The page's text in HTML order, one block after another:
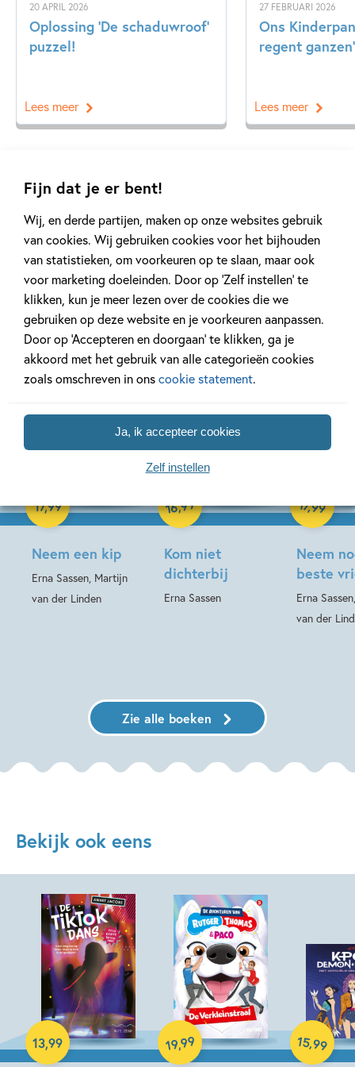
Fijn dat je er bent!
Wij, en derde partijen, maken op onze websites gebruik
van cookies. Wij gebruiken cookies voor het bijhouden
van statistieken, om voorkeuren op te slaan, maar ook
voor marketing doeleinden. Door op ‘Zelf instellen’ te
klikken, kun je meer lezen over de cookies die we
gebruiken op deze website en je voorkeuren aanpassen.
Door op ‘Accepteren en doorgaan’ te klikken, ga je
akkoord met het gebruik van alle categorieën cookies
zoals omschreven in onscookie statement.
Ja, ik accepteer cookies
Zelf instellen
20 APRIL 2026
Oplossing ‘De schaduwroof’
puzzel!
Lees meer
27 FEBRUARI 2026
Ons
regent ganzen’
Lees meer
Meer van deze auteur
Neem een kip
Erna Sassen, Martijn
van der Linden
17,99
Kom niet
dichterbij
Erna Sassen
16,99
Neem
beste
Erna
van der
17,99
Zie alle boeken
Bekijk ook eens
13,99
Hardcover
19,99 15,99
Paperback